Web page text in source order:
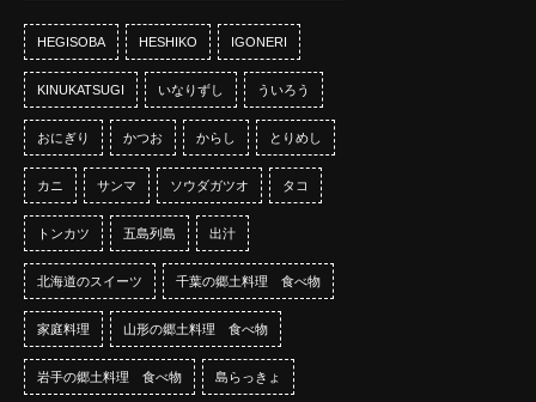
HEGISOBA HESHIKO IGONERI
KINUKATSUGI いなりずし ういろう
おにぎり かつお からし とりめし
カニ サンマ ソウダガツオ タコ
トンカツ 五島列島 出汁
北海道のスイーツ 千葉の郷土料理 食べ物
家庭料理 山形の郷土料理 食べ物
岩手の郷土料理 食べ物 島らっきょ